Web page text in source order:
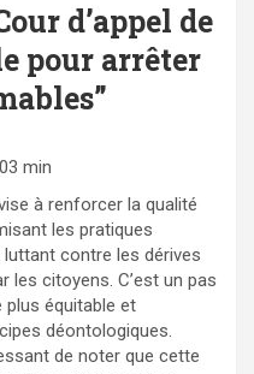
d’appel de
pour arrêter
”
min
à renforcer la qualité
les pratiques
contre les dérives
les citoyens. C’est un pas
équitable et
déontologiques.
de noter que cette